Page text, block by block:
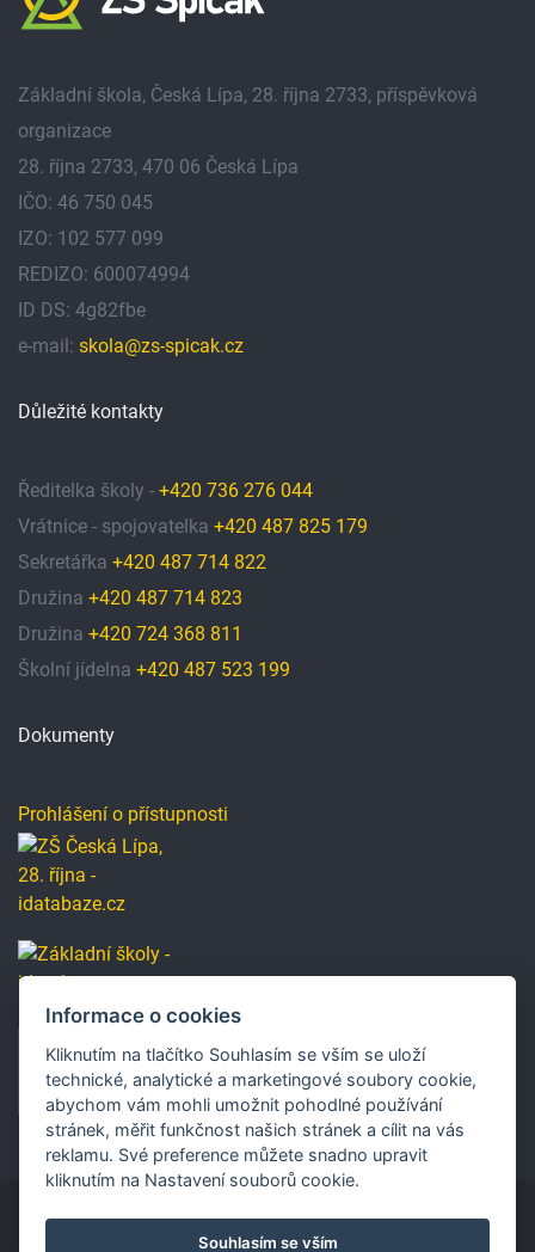
Základní škola, Česká Lípa, 28. října 2733, příspěvková
organizace
28. října 2733, 470 06 Česká Lípa
IČO: 46 750 045
IZO: 102 577 099
REDIZO: 600074994
ID DS: 4g82fbe
e-mail: skola@zs-spicak.cz
Důležité kontakty
Ředitelka školy - +420 736 276 044
Vrátnice - spojovatelka +420 487 825 179
Sekretářka +420 487 714 822
Družina +420 487 714 823
Družina +420 724 368 811
Školní jídelna +420 487 523 199
Dokumenty
Prohlášení o přístupnosti
Copyright © 2019 Základní škola, Česká Lípa, 28. října
Informace o cookies
Kliknutím na tlačítko Souhlasím se vším se uloží
technické, analytické a marketingové soubory cookie,
abychom vám mohli umožnit pohodlné používání
stránek, měřit funkčnost našich stránek a cílit na vás
reklamu. Své preference můžete snadno upravit
kliknutím na Nastavení souborů cookie.
Souhlasím se vším